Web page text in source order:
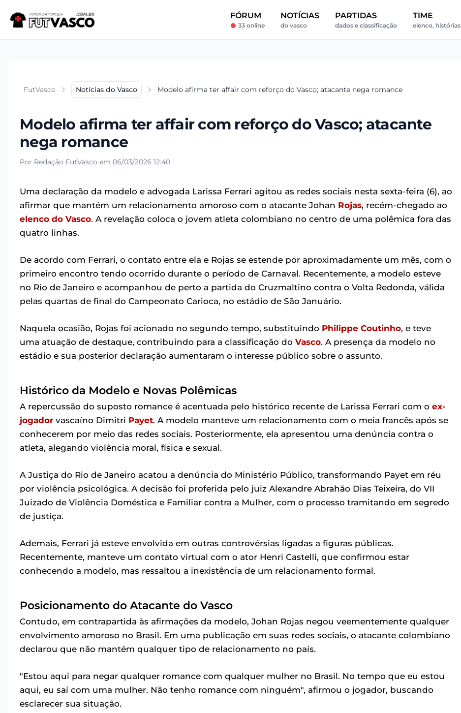
FÓRUM
33 online
NOTÍCIAS
do vasco
PARTIDAS
dados e classificação
TIME
elenco, histórias
FutVasco Notícias do Vasco Modelo afirma ter affair com reforço do Vasco; atacante nega romance
Modelo afirma ter affair com reforço do Vasco; atacante
nega romance
Por Redação FutVasco em 06/03/2026 12:40
Uma declaração da modelo e advogada Larissa Ferrari agitou as redes sociais nesta sexta-feira (6), ao
afirmar que mantém um relacionamento amoroso com o atacante Johan Rojas, recém-chegado ao
elenco do Vasco. A revelação coloca o jovem atleta colombiano no centro de uma polêmica fora das
quatro linhas.
De acordo com Ferrari, o contato entre ela e Rojas se estende por aproximadamente um mês, com o
primeiro encontro tendo ocorrido durante o período de Carnaval. Recentemente, a modelo esteve
no Rio de Janeiro e acompanhou de perto a partida do Cruzmaltino contra o Volta Redonda, válida
pelas quartas de final do Campeonato Carioca, no estádio de São Januário.
Naquela ocasião, Rojas foi acionado no segundo tempo, substituindo Philippe Coutinho, e teve
uma atuação de destaque, contribuindo para a classificação do Vasco. A presença da modelo no
estádio e sua posterior declaração aumentaram o interesse público sobre o assunto.
Histórico da Modelo e Novas Polêmicas
A repercussão do suposto romance é acentuada pelo histórico recente de Larissa Ferrari com o ex-
jogador vascaíno Dimitri Payet. A modelo manteve um relacionamento com o meia francês após se
conhecerem por meio das redes sociais. Posteriormente, ela apresentou uma denúncia contra o
atleta, alegando violência moral, física e sexual.
A Justiça do Rio de Janeiro acatou a denúncia do Ministério Público, transformando Payet em réu
por violência psicológica. A decisão foi proferida pelo juiz Alexandre Abrahão Dias Teixeira, do VII
Juizado de Violência Doméstica e Familiar contra a Mulher, com o processo tramitando em segredo
de justiça.
Ademais, Ferrari já esteve envolvida em outras controvérsias ligadas a figuras públicas.
Recentemente, manteve um contato virtual com o ator Henri Castelli, que confirmou estar
conhecendo a modelo, mas ressaltou a inexistência de um relacionamento formal.
Posicionamento do Atacante do Vasco
Contudo, em contrapartida às afirmações da modelo, Johan Rojas negou veementemente qualquer
envolvimento amoroso no Brasil. Em uma publicação em suas redes sociais, o atacante colombiano
declarou que não mantém qualquer tipo de relacionamento no país.
"Estou aqui para negar qualquer romance com qualquer mulher no Brasil. No tempo que eu estou
aqui, eu saí com uma mulher. Não tenho romance com ninguém", afirmou o jogador, buscando
esclarecer sua situação.